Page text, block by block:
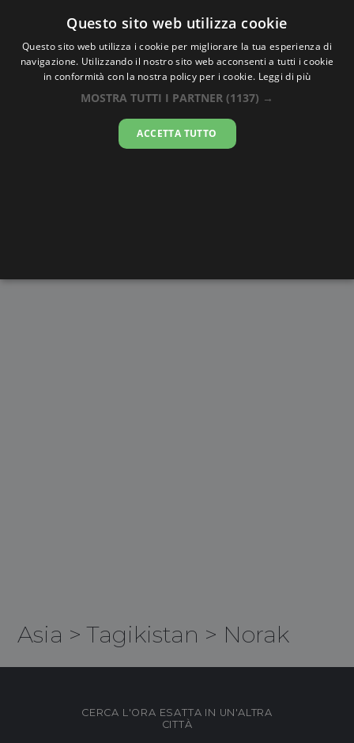
Oraesatta.co
Ora EsattaNorak
21:58:36
Asia >Tagikistan > Norak
CERCA L'ORA ESATTA IN UN'ALTRA
CITTÀ
Questo sito web utilizza cookie
Questo sito web utilizza i cookie per migliorare la tua esperienza di
navigazione. Utilizzando il nostro sito web acconsenti a tutti i cookie
in conformità con la nostra policy per i cookie. Leggi di più
MOSTRA TUTTI I PARTNER (1137) →
ACCETTA TUTTO